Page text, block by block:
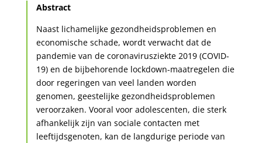
Abstract
Naast lichamelijke gezondheidsproblemen en
economische schade, wordt verwacht dat de
pandemie van de coronavirusziekte 2019 (COVID-
19) en de bijbehorende lockdown-maatregelen die
door regeringen van veel landen worden
genomen, geestelijke gezondheidsproblemen
veroorzaken. Vooral voor adolescenten, die sterk
afhankelijk zijn van sociale contacten met
leeftijdsgenoten, kan de langdurige periode van